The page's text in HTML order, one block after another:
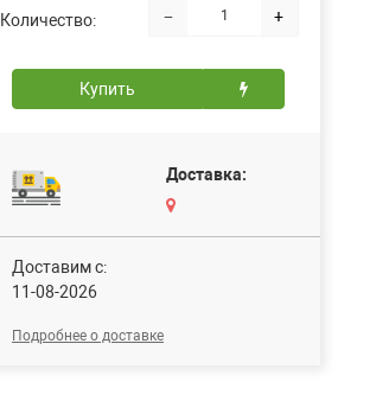
Количество: − +
Купить
Доставка:
Доставим c:
11-08-2026
Подробнее о доставке